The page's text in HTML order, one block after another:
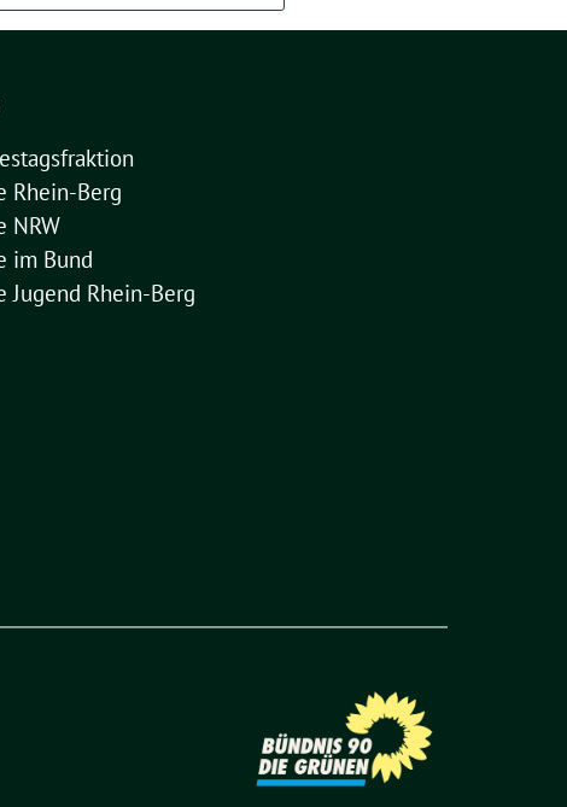
Rhein-Berg
NRW
im Bund
Jugend Rhein-Berg